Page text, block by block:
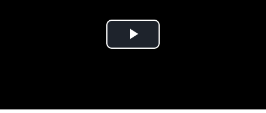
Play Video